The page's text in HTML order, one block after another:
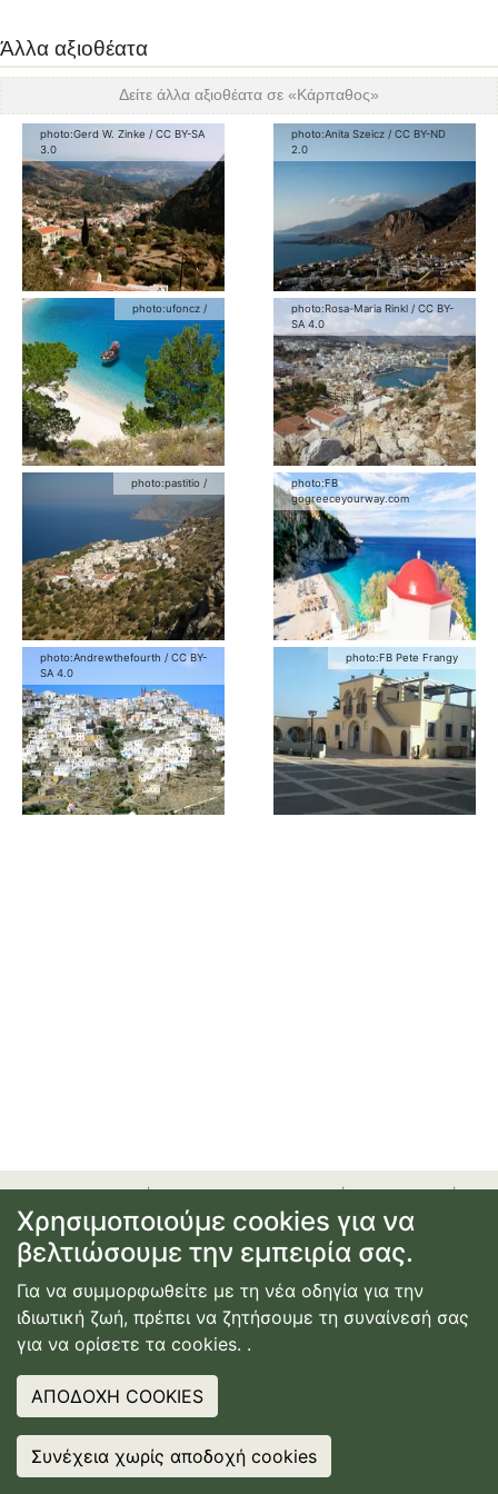
❤IT? SHARE IT
❤IT? SHARE IT
Άλλα αξιοθέατα
Δείτε άλλα αξιοθέατα σε «Κάρπαθος»
photo:Gerd W. Zinke / CC BY-SA
3.0
photo:Anita Szeicz / CC BY-ND
2.0
photo:ufoncz / photo:Rosa-Maria Rinkl / CC BY-
SA 4.0
photo:pastitio / photo:FB
gogreeceyourway.com
photo:Andrewthefourth / CC BY-
SA 4.0
photo:FB Pete Frangy
ενοικίαση αυτοκινήτου |ακτοπλοϊκά εισιτήρια|εγγραφή
ή σύνδεση| επικοινωνία | όροι χρήσης|πολιτική
απορρήτου
© Copyright2026 Κατασκευή Ιστοσελίδας
Webdimension
Χρησιμοποιούμε cookies για να
βελτιώσουμε την εμπειρία σας.
Για να συμμορφωθείτε με τη νέα οδηγία για την
ιδιωτική ζωή, πρέπει να ζητήσουμε τη συναίνεσή σας
για να ορίσετε τα cookies. .
ΑΠΟΔΟΧΗ COOKIES
Συνέχεια χωρίς αποδοχή cookies